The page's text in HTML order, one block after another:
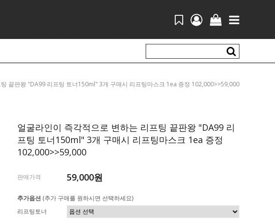
끝판왕 "DA99 리프팅 토너150ml" 3개 구매시 리프팅마스크 1ea 증정 102,000>>59,000
얼굴라인이 즉각적으로 변하는 리프팅 끝판왕 "DA99 리
프팅 토너150ml" 3개 구매시 리프팅마스크 1ea 증정
102,000>>59,000
판매가격 59,000원
추가옵션 (추가 구매를 원하시면 선택하세요)
리프팅토너